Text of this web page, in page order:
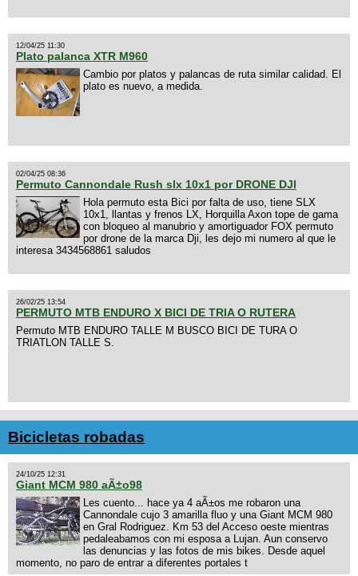
12/04/25 11:30
Plato palanca XTR M960
Cambio por platos y palancas de ruta similar calidad. El
plato es nuevo, a medida.
02/04/25 08:36
Permuto Cannondale Rush slx 10x1 por DRONE DJI
Hola permuto esta Bici por falta de uso, tiene SLX
10x1, llantas y frenos LX, Horquilla Axon tope de gama
con bloqueo al manubrio y amortiguador FOX permuto
por drone de la marca Dji, les dejo mi numero al que le
interesa 3434568861 saludos
26/02/25 13:54
PERMUTO MTB ENDURO X BICI DE TRIA O RUTERA
Permuto MTB ENDURO TALLE M BUSCO BICI DE TURA O
TRIATLON TALLE S.
Bicicletas robadas
24/10/25 12:31
Giant MCM 980 aÃ±o98
Les cuento... hace ya 4 aÃ±os me robaron una
Cannondale cujo 3 amarilla fluo y una Giant MCM 980
en Gral Rodriguez. Km 53 del Acceso oeste mientras
pedaleabamos con mi esposa a Lujan. Aun conservo
las denuncias y las fotos de mis bikes. Desde aquel
momento, no paro de entrar a diferentes portales t